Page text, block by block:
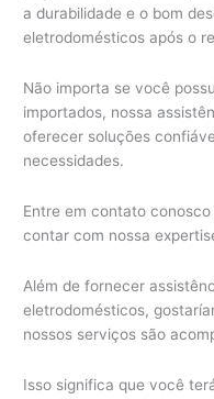
a durabilidade e o bom
eletrodomésticos após o
Não importa se você
importados, nossa
oferecer soluções
necessidades.
Entre em contato
contar com nossa
Além de fornecer
eletrodomésticos,
nossos serviços são
Isso significa que você